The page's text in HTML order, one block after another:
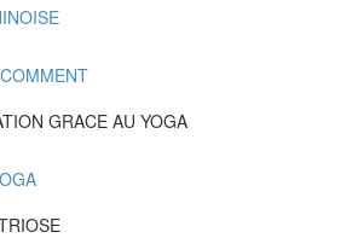
GRACE AU YOGA